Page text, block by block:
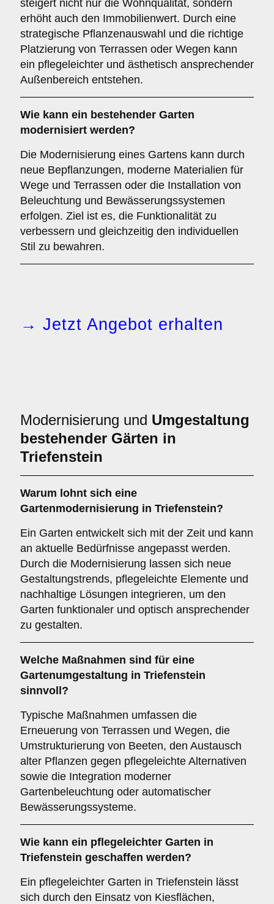
steigert nicht nur die Wohnqualität, sondern
erhöht auch den Immobilienwert. Durch eine
strategische Pflanzenauswahl und die richtige
Platzierung von Terrassen oder Wegen kann
ein pflegeleichter und ästhetisch ansprechender
Außenbereich entstehen.
Wie kann ein bestehender Garten
modernisiert werden?
Die Modernisierung eines Gartens kann durch
neue Bepflanzungen, moderne Materialien für
Wege und Terrassen oder die Installation von
Beleuchtung und Bewässerungssystemen
erfolgen. Ziel ist es, die Funktionalität zu
verbessern und gleichzeitig den individuellen
Stil zu bewahren.
→ Jetzt Angebot erhalten
Modernisierung und Umgestaltung
bestehender Gärten in
Triefenstein
Warum lohnt sich eine
Gartenmodernisierung in Triefenstein?
Ein Garten entwickelt sich mit der Zeit und kann
an aktuelle Bedürfnisse angepasst werden.
Durch die Modernisierung lassen sich neue
Gestaltungstrends, pflegeleichte Elemente und
nachhaltige Lösungen integrieren, um den
Garten funktionaler und optisch ansprechender
zu gestalten.
Welche Maßnahmen sind für eine
Gartenumgestaltung in Triefenstein
sinnvoll?
Typische Maßnahmen umfassen die
Erneuerung von Terrassen und Wegen, die
Umstrukturierung von Beeten, den Austausch
alter Pflanzen gegen pflegeleichte Alternativen
sowie die Integration moderner
Gartenbeleuchtung oder automatischer
Bewässerungssysteme.
Wie kann ein pflegeleichter Garten in
Triefenstein geschaffen werden?
Ein pflegeleichter Garten in Triefenstein lässt
sich durch den Einsatz von Kiesflächen,